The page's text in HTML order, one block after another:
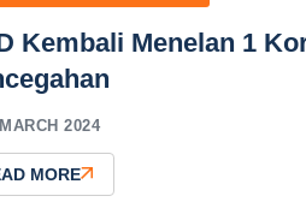
Kembali Menelan 1
2024
MORE